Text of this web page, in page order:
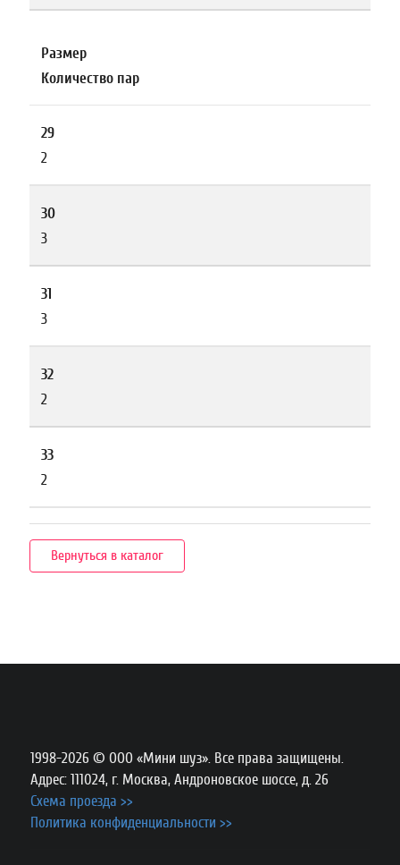
Размер
Количество пар
29
2
30
3
31
3
32
2
33
2
Вернуться в каталог
1998-2026 © ООО «Мини шуз». Все права защищены.
Адрес: 111024, г. Москва, Андроновское шоссе, д. 26
Схема проезда >>
Политика конфиденциальности >>